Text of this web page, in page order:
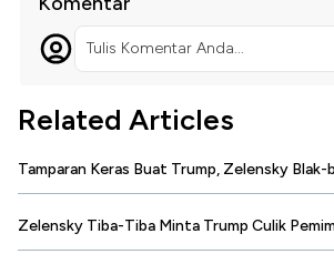
Tulis Komentar Anda...
Related Articles
Tamparan Keras Buat Trump, Zelensky Blak-
Zelensky Tiba-Tiba Minta Trump Culik